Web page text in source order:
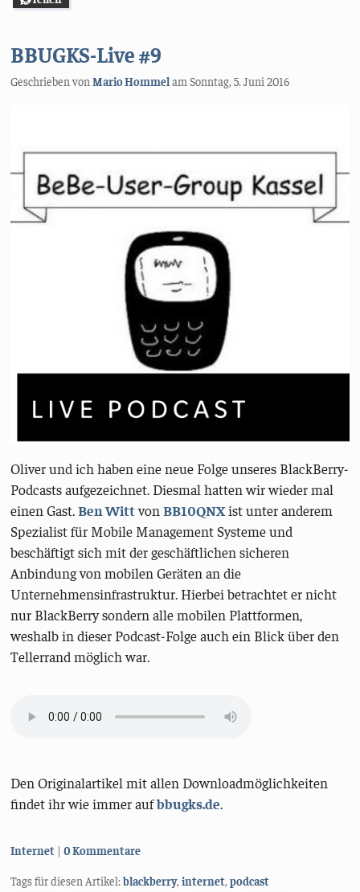
BBUGKS-Live #9
Geschrieben vonMario HommelamSonntag, 5. Juni 2016
Oliver und ich haben eine neue Folge unseres BlackBerry-
Podcasts aufgezeichnet. Diesmal hatten wir wieder mal
einen Gast.Ben WittvonBB10QNXist unter anderem
Spezialist für Mobile Management Systeme und
beschäftigt sich mit der geschäftlichen sicheren
Anbindung von mobilen Geräten an die
Unternehmensinfrastruktur. Hierbei betrachtet er nicht
nur BlackBerry sondern alle mobilen Plattformen,
weshalb in dieser Podcast-Folge auch ein Blick über den
Tellerrand möglich war.
Den Originalartikel mit allen Downloadmöglichkeiten
findet ihr wie immer aufbbugks.de.
Kategorien:
Internet 0 Kommentare
Tags für diesen Artikel:blackberry,internet,podcast